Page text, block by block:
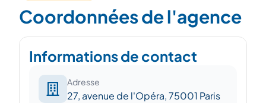
Coordonnées de l'agence
Informations de contact
Adresse
27, avenue de l'Opéra, 75001 Paris